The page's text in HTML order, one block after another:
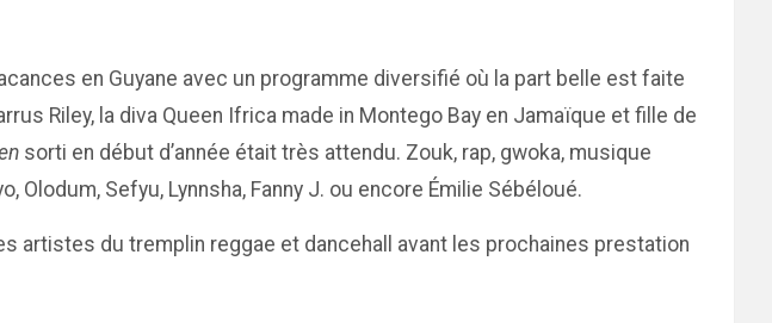
en Guyane avec un programme diversifié où la part belle est faite
Riley, la diva Queen Ifrica made in Montego Bay en Jamaïque et fille de
sorti en début d’année était très attendu. Zouk, rap, gwoka, musique
Olodum, Sefyu, Lynnsha, Fanny J. ou encore Émilie Sébéloué.
artistes du tremplin reggae et dancehall avant les prochaines prestation